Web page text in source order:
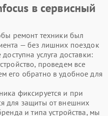
в сервисный
ремонт техники был
— без лишних поездок
услуга доставки:
проведем все
его обратно в удобное для
фиксируется и при
для защиты от внешних
и типа устройства, мы